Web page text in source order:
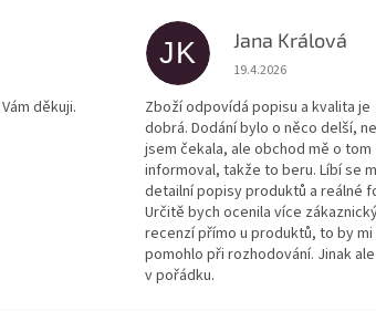
je 5 z 5 hvězdiček.
děkuji.
JK Jana Králová
Hodnocení obchodu
19.4.2026
Zboží odpovídá popisu a kvalita je
dobrá. Dodání bylo o něco delší,
jsem čekala, ale obchod mě o tom
informoval, takže to beru. Líbí se
detailní popisy produktů a reálné
Určitě bych ocenila více
recenzí přímo u produktů, to by mi
pomohlo při rozhodování. Jinak
v pořádku.